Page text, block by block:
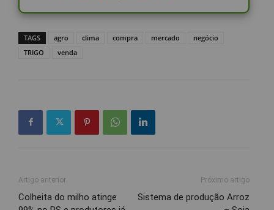
TAGS agro clima compra mercado
negócio
TRIGO
venda
Artigo anterior
Colheita do milho atinge
Próximo artigo
Sistema de produção Arroz